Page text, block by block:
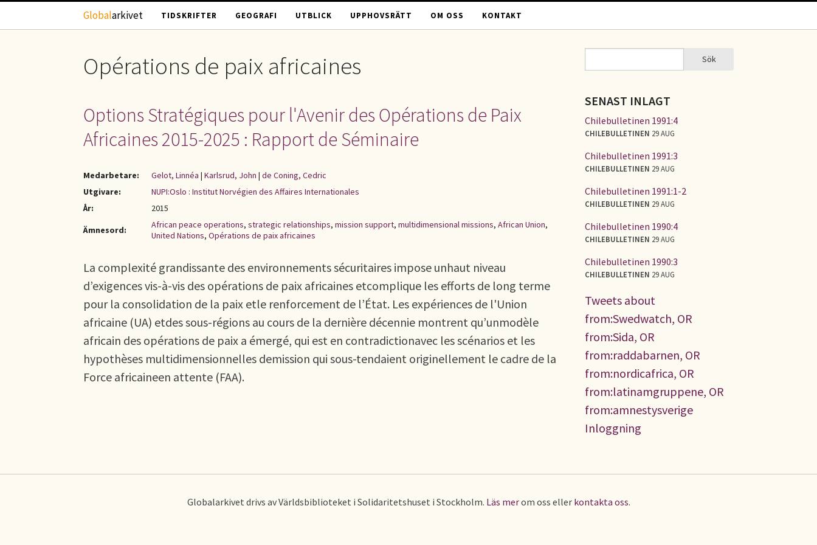
Hoppa till huvudinnehåll
Globalarkivet TIDSKRIFTER GEOGRAFI UTBLICK UPPHOVSRÄTT OM OSS KONTAKT
Opérations de paix africaines
Options Stratégiques pour l'Avenir des Opérations de Paix
Africaines 2015-2025 : Rapport de Séminaire
Medarbetare: Gelot, Linnéa | Karlsrud, John | de Coning, Cedric
Utgivare:
NUPI:Oslo : Institut Norvégien des Affaires Internationales
År:
2015
Ämnesord:
African peace operations, strategic relationships, mission support, multidimensional missions, African Union,
United Nations, Opérations de paix africaines
La complexité grandissante des environnements sécuritaires impose unhaut niveau
d’exigences vis-à-vis des opérations de paix africaines etcomplique les efforts de long terme
pour la consolidation de la paix etle renforcement de l’État. Les expériences de l'Union
africaine (UA) etdes sous-régions au cours de la dernière décennie montrent qu’unmodèle
africain des opérations de paix a émergé, qui est en contradictionavec les scénarios et les
hypothèses multidimensionnelles demission qui sous-tendaient originellement le cadre de la
Force africaineen attente (FAA).
SÖKFORMULÄR Sök
SENAST INLAGT
Chilebulletinen 1991:4
CHILEBULLETINEN 29 AUG
Chilebulletinen 1991:3
CHILEBULLETINEN 29 AUG
Chilebulletinen 1991:1-2
CHILEBULLETINEN 29 AUG
Chilebulletinen 1990:4
CHILEBULLETINEN 29 AUG
Chilebulletinen 1990:3
CHILEBULLETINEN 29 AUG
Tweets about
from:Swedwatch, OR
from:Sida, OR
from:raddabarnen, OR
from:nordicafrica, OR
from:latinamgruppene, OR
from:amnestysverige
Inloggning
Globalarkivet drivs av Världsbiblioteket i Solidaritetshuset i Stockholm. Läs merom oss eller kontakta oss.